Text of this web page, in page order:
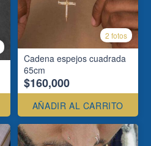
2 fotos
Cadena espejos cuadrada
65cm
$160,000
AÑADIR AL CARRITO